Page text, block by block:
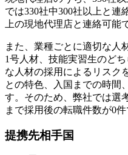
では330社中300社以上と連
上の現地代理店と連絡可能
また、業種ごとに適切な人
1号人材、技能実習生のど
な人材の採用によるリスク
との特色、入国までの時間
す。そのため、弊社では選
まで採用後の転職件数が0件
提携先相手国